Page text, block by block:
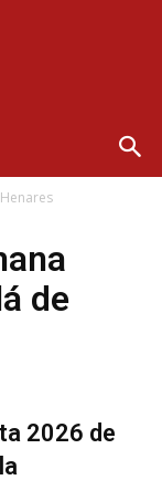
de
2026 de